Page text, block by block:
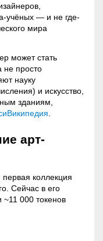
учёных — и не где-
мира
может стать
не просто
науку
и искусство,
зданиям,
Википедия
арт-
коллекция
Сейчас в его
~11 000 токенов